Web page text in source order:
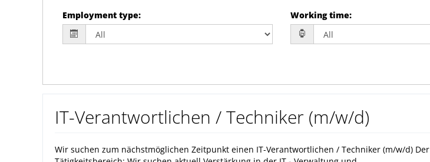
Employment type: Working time:
IT-Verantwortlichen / Techniker (m/w/d)
Wir suchen zum nächstmöglichen Zeitpunkt einen IT-Verantwortlichen / Techniker (m/w/d) Der